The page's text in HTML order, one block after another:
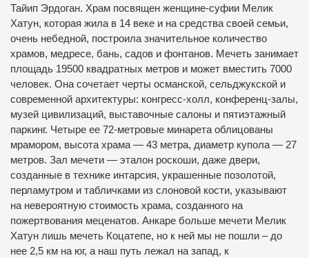
Тайип Эрдоган. Храм посвящен женщине-суфии Мелик
Хатун, которая жила в 14 веке и на средства своей семьи,
очень небедной, построила значительное количество
храмов, медресе, бань, садов и фонтанов. Мечеть занимает
площадь 19500 квадратных метров и может вместить 7000
человек. Она сочетает черты османской, сельджукской и
современной архитектуры: конгресс-холл, конференц-залы,
музей цивилизаций, выставочные салоны и пятиэтажный
паркинг. Четыре ее 72-метровые минарета облицованы
мрамором, высота храма — 43 метра, диаметр купола — 27
метров. Зал мечети — эталон роскоши, даже двери,
созданные в технике интарсия, украшенные позолотой,
перламутром и табличками из слоновой кости, указывают
на невероятную стоимость храма, созданного на
пожертвования меценатов. Анкаре больше мечети Мелик
Хатун лишь мечеть Коцатепе, но к ней мы не пошли – до
нее 2,5 км на юг, а наш путь лежал на запад, к